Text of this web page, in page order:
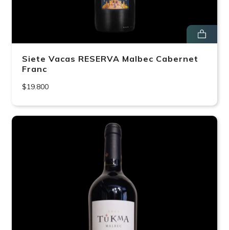
Siete Vacas RESERVA Malbec Cabernet
Franc
$19.800